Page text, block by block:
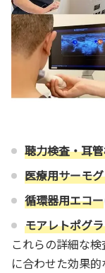
聴力検査・耳
医療用サーモ
循環器用エコー
モアレトポグ
これらの詳細な
に合わせた効果的